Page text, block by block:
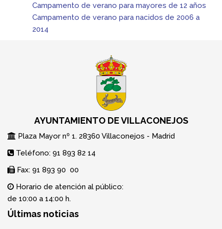
Campamento de verano para mayores de 12 años
Campamento de verano para nacidos de 2006 a
2014
AYUNTAMIENTO DE VILLACONEJOS
Plaza Mayor nº 1. 28360 Villaconejos - Madrid
Teléfono: 91 893 82 14
Fax: 91 893 90 00
Horario de atención al público:
de 10:00 a 14:00 h.
Últimas noticias